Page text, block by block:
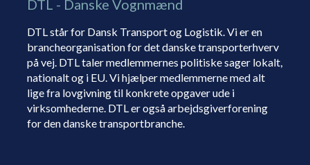
DTL - Danske Vognmænd
DTL står for Dansk Transport og Logistik. Vi er en
brancheorganisation for det danske transporterhverv
på vej. DTL taler medlemmernes politiske sager lokalt,
nationalt og i EU. Vi hjælper medlemmerne med alt
lige fra lovgivning til konkrete opgaver ude i
virksomhederne. DTL er også arbejdsgiverforening
for den danske transportbranche.